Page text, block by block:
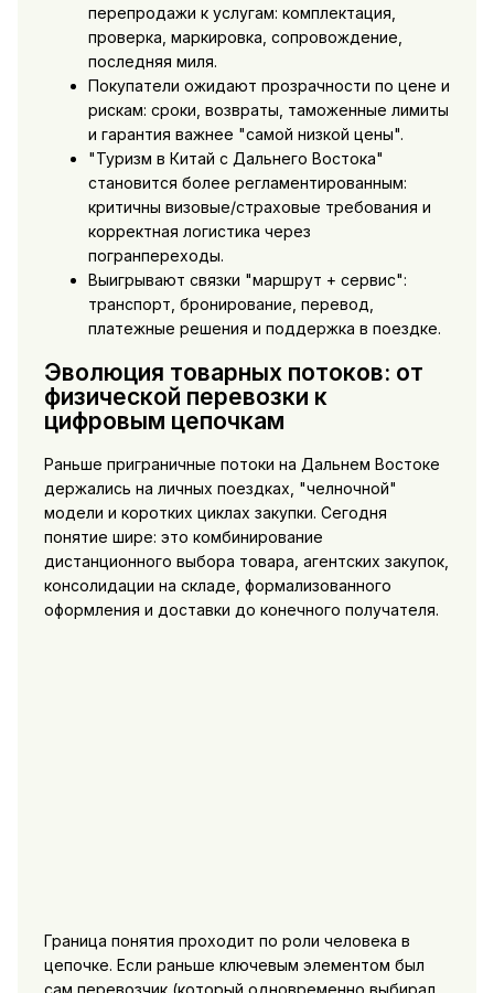
перепродажи к услугам: комплектация,
проверка, маркировка, сопровождение,
последняя миля.
Покупатели ожидают прозрачности по цене и
рискам: сроки, возвраты, таможенные лимиты
и гарантия важнее "самой низкой цены".
"Туризм в Китай с Дальнего Востока"
становится более регламентированным:
критичны визовые/страховые требования и
корректная логистика через
погранпереходы.
Выигрывают связки "маршрут + сервис":
транспорт, бронирование, перевод,
платежные решения и поддержка в поездке.
Эволюция товарных потоков: от
физической перевозки к
цифровым цепочкам
Раньше приграничные потоки на Дальнем Востоке
держались на личных поездках, "челночной"
модели и коротких циклах закупки. Сегодня
понятие шире: это комбинирование
дистанционного выбора товара, агентских закупок,
консолидации на складе, формализованного
оформления и доставки до конечного получателя.
Граница понятия проходит по роли человека в
цепочке. Если раньше ключевым элементом был